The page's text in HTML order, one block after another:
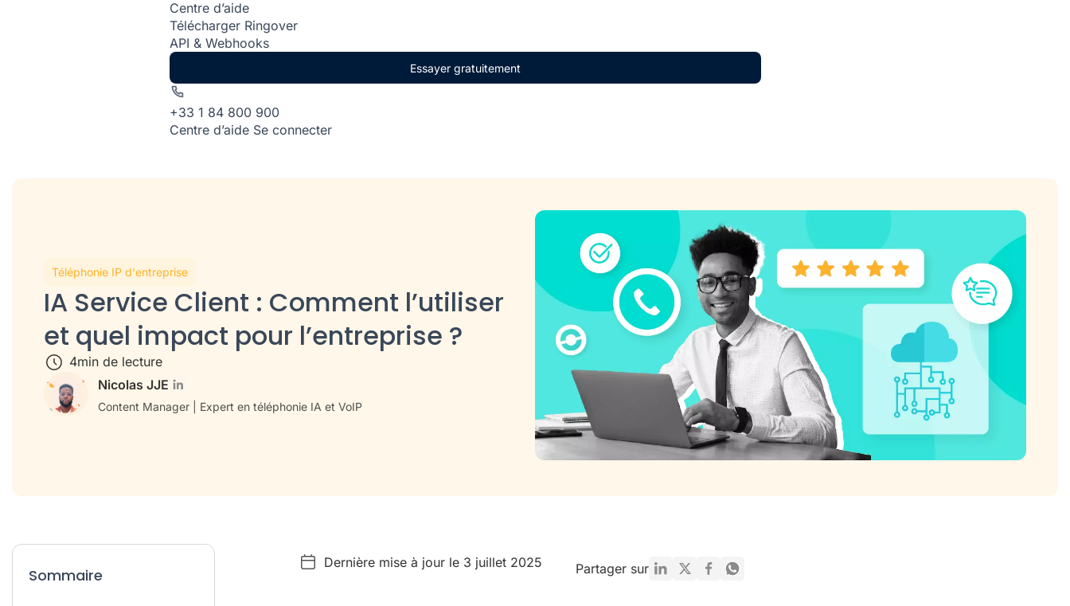
Centre d’aide
Télécharger Ringover
API & Webhooks
Essayer gratuitement
+33 1 84 800 900
Centre d’aide Se connecter
Téléphonie IP d'entreprise
IA Service Client : Comment l’utiliser
et quel impact pour l’entreprise ?
4min de lecture
Nicolas JJE
Content Manager | Expert en téléphonie IA et VoIP
Sommaire
Dernière mise à jour le 3 juillet 2025 Partager sur